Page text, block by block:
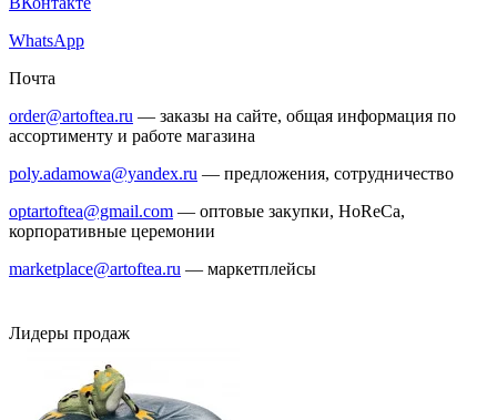
WhatsApp
Почта
order@artoftea.ru — заказы на сайте, общая информация по
ассортименту и работе магазина
poly.adamowa@yandex.ru — предложения, сотрудничество
optartoftea@gmail.com — оптовые закупки, HoReCa,
корпоративные церемонии
marketplace@artoftea.ru — маркетплейсы
Лидеры продаж